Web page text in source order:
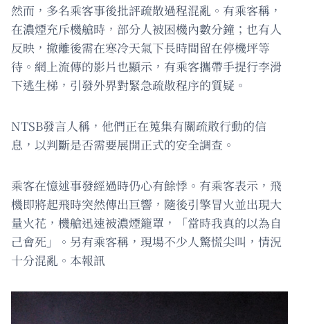
然而，多名乘客事後批評疏散過程混亂。有乘客稱，
在濃煙充斥機艙時，部分人被困機內數分鐘；也有人
反映，撤離後需在寒冷天氣下長時間留在停機坪等
待。網上流傳的影片也顯示，有乘客攜帶手提行李滑
下逃生梯，引發外界對緊急疏散程序的質疑。
NTSB發言人稱，他們正在蒐集有關疏散行動的信
息，以判斷是否需要展開正式的安全調查。
乘客在憶述事發經過時仍心有餘悸。有乘客表示，飛
機即將起飛時突然傳出巨響，隨後引擎冒火並出現大
量火花，機艙迅速被濃煙籠罩，「當時我真的以為自
己會死」。另有乘客稱，現場不少人驚慌尖叫，情況
十分混亂。本報訊